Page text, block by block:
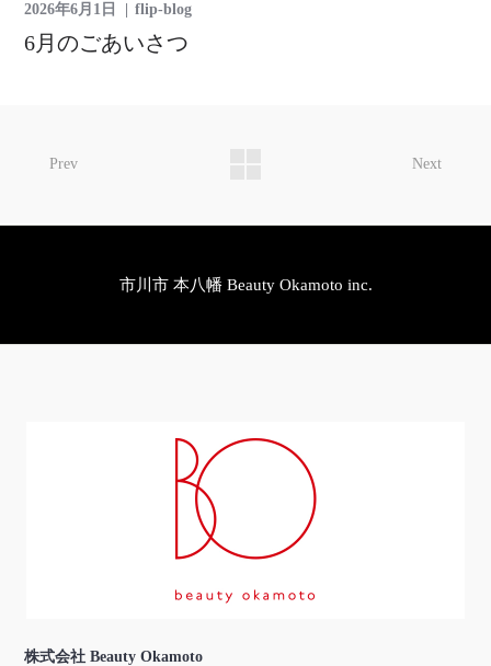
2026年6月1日 flip-blog
6月のごあいさつ
Prev Next
市川市 本八幡 Beauty Okamoto inc.
株式会社 Beauty Okamoto